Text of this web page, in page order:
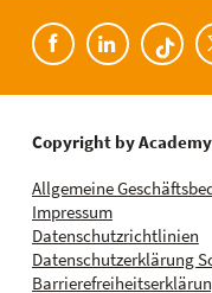
8
Copyright by
Allgemeine
Impressum
Datenschutzrichtlinien
Datenschutzerklärung